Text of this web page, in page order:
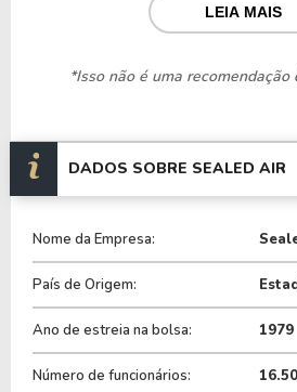
Nos últimos 12 meses a
lucro no valor de R$ 505,50
Quanto aos seus principais
possui um P/L de 12,26, um P/
últimos 12 meses o dividend
A empresa é negociada no
, ou pode ser adquirida
do tickerSEE.
LEIA MAIS
*Isso não é uma recomendação
DADOS SOBRE SEALED AIR
Nome da Empresa:
País de Origem:
Ano de estreia na bolsa: 1979
Número de funcionários: